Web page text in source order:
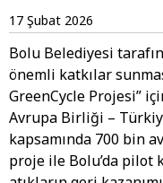
17 Şubat 2026
Bolu Belediyesi
önemli katkılar
GreenCycle Projesi”
Avrupa Birliği –
kapsamında 700 bin
proje ile Bolu’da pilot